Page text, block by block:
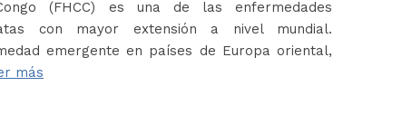
(FHCC) es una de las enfermedades
con mayor extensión a nivel mundial.
emergente en países de Europa oriental,
más